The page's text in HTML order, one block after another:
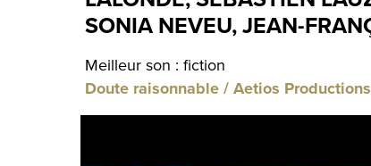
SONIA NEVEU, JEAN-
Meilleur son : fiction
Doute raisonnable / Aetios Productions